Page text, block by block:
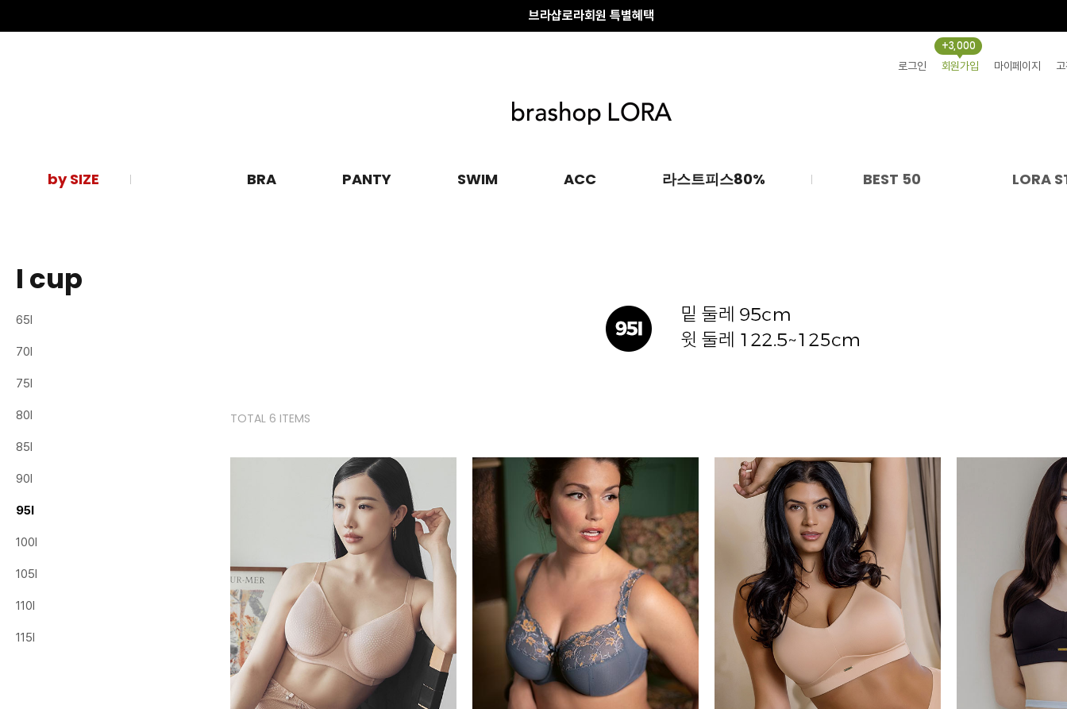
브라샵로라회원 특별혜택
로그인 회원가입
+3,000
마이페이지
by SIZE BRA PANTY SWIM ACC 라스트피스80% BEST 50 LORA
I cup
65I
70I
75I
80I
85I
90I
95I
100I
105I
110I
115I
TOTAL 6 ITEMS